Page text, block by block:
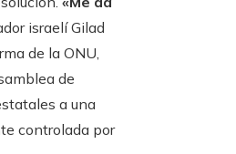
israelí Gilad
de la ONU,
de
a una
controlada por